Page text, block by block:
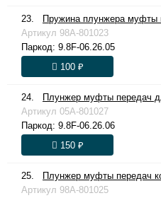
23.
Пружина плунжера муфты
Артикул 98A-801023
Паркод: 9.8F-06.26.05
100 ₽
24.
Плунжер муфты передач
Артикул 05A-801027
Паркод: 9.8F-06.26.06
150 ₽
25.
Плунжер муфты передач
Артикул 98A-801025